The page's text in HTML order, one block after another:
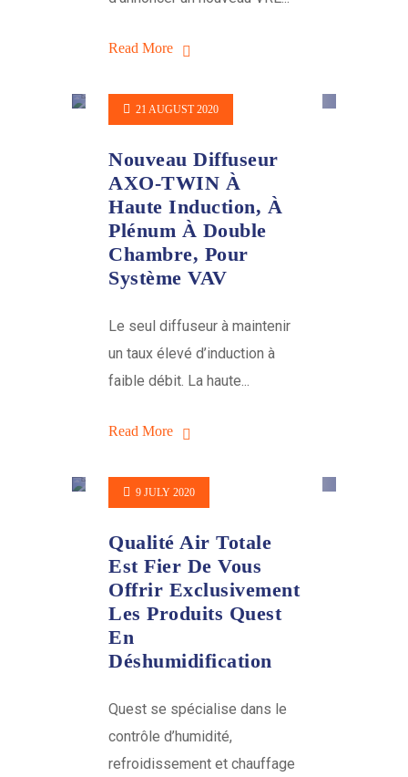
Read More
21 AUGUST 2020
Nouveau Diffuseur
AXO-TWIN À
Haute Induction, À
Plénum À Double
Chambre, Pour
Système VAV
Le seul diffuseur à maintenir
un taux élevé d’induction à
faible débit. La haute...
Read More
9 JULY 2020
Qualité Air Totale
Est Fier De Vous
Offrir Exclusivement
Les Produits Quest
En
Déshumidification
Quest se spécialise dans le
contrôle d’humidité,
refroidissement et chauffage